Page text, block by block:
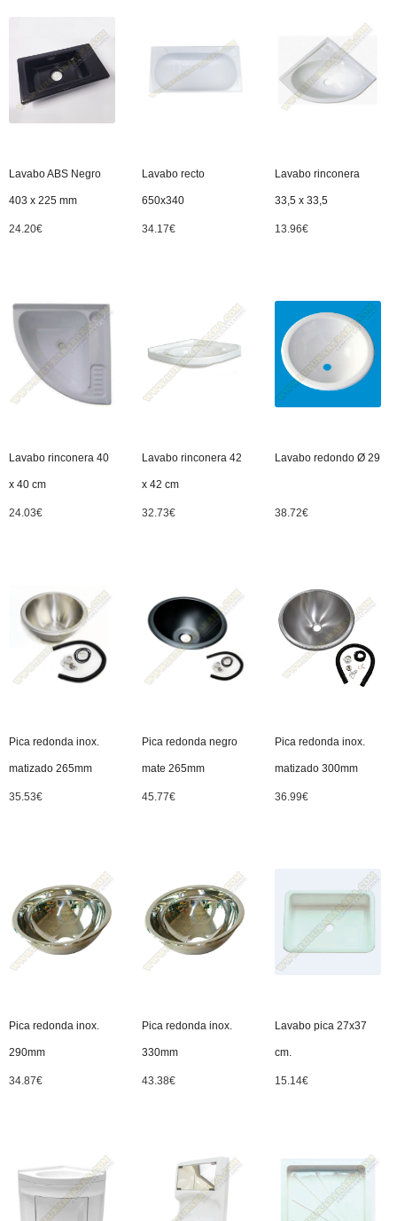
Lavabo ABS Negro
403 x 225 mm
24.20€
Lavabo recto
650x340
34.17€
Lavabo rinconera
33,5 x 33,5
13.96€
Lavabo rinconera 40
x 40 cm
24.03€
Lavabo rinconera 42
x 42 cm
32.73€
Lavabo redondo Ø 29
38.72€
Pica redonda inox.
matizado 265mm
35.53€
Pica redonda negro
mate 265mm
45.77€
Pica redonda inox.
matizado 300mm
36.99€
Pica redonda inox.
290mm
34.87€
Pica redonda inox.
330mm
43.38€
Lavabo pica 27x37
cm.
15.14€